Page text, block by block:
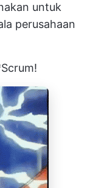
untuk
perusahaan